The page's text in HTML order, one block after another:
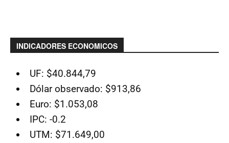
INDICADORES ECONOMICOS
UF: $40.844,79
Dólar observado: $913,86
Euro: $1.053,08
IPC: -0.2
UTM: $71.649,00